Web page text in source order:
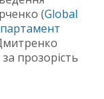
(Global
прозорість